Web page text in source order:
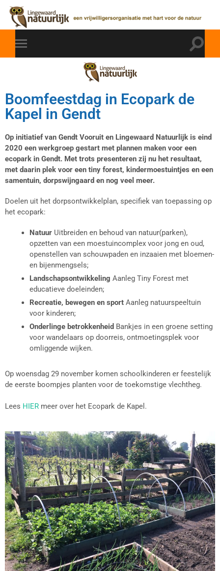
Boomfeestdag in Ecopark de
Kapel in Gendt
Op initiatief van Gendt Vooruit en Lingewaard Natuurlijk is eind
2020 een werkgroep gestart met plannen maken voor een
ecopark in Gendt. Met trots presenteren zij nu het resultaat,
met daarin plek voor een tiny forest, kindermoestuintjes en een
samentuin, dorpswijngaard en nog veel meer.
Doelen uit het dorpsontwikkelplan, specifiek van toepassing op
het ecopark:
Natuur Uitbreiden en behoud van natuur(parken),
opzetten van een moestuincomplex voor jong en oud,
openstellen van schouwpaden en inzaaien met bloemen-
en bijenmengsels;
Landschapsontwikkeling Aanleg Tiny Forest met
educatieve doeleinden;
Recreatie, bewegen en sport Aanleg natuurspeeltuin
voor kinderen;
Onderlinge betrokkenheid Bankjes in een groene setting
voor wandelaars op doorreis, ontmoetingsplek voor
omliggende wijken.
Op woensdag 29 november komen schoolkinderen er feestelijk
de eerste boompjes planten voor de toekomstige vlechtheg.
Lees HIER meer over het Ecopark de Kapel.